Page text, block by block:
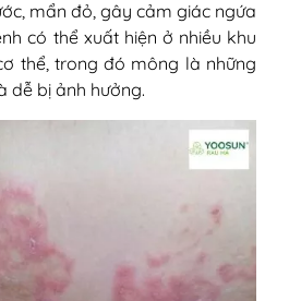
pháp giúp phòng tránh
mông
mẩn đỏ, gây cảm giác ngứa
có thể xuất hiện ở nhiều khu
thể, trong đó mông là những
dễ bị ảnh hưởng.